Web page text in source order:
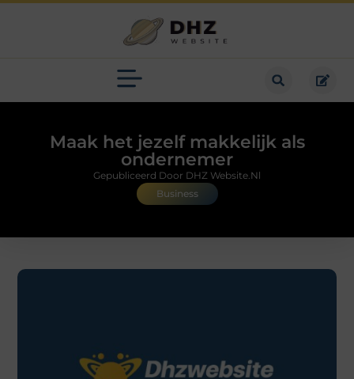
Maak het jezelf makkelijk als
ondernemer
Business
Gepubliceerd Door DHZ Website.nl